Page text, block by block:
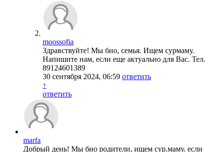
moossofia
Здравствуйте! Мы био, семья. Ищем сурмаму.
Напишите нам, если еще актуально для Вас. Тел.
89124601389
30 сентября 2024, 06:59 ответить
↑
ответить
marfa
Добрый день! Мы био родители, ищем сур.маму. если